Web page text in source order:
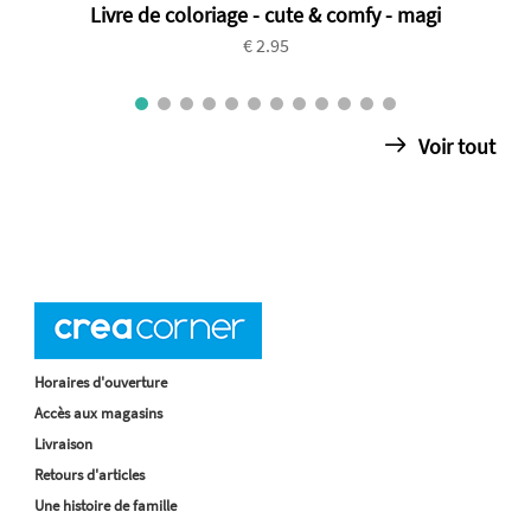
Livre de coloriage - cute & comfy - magi
€ 2.95
Voir tout
Horaires d'ouverture
Accès aux magasins
Livraison
Retours d'articles
Une histoire de famille